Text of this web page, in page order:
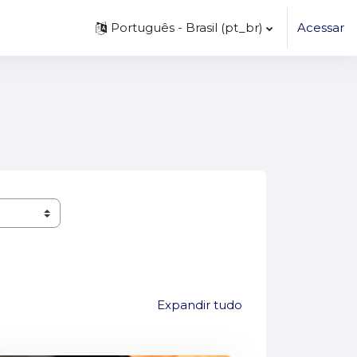
Português - Brasil ‎(pt_br)‎ Acessar
Expandir tudo